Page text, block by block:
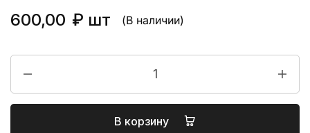
600,00 ₽ шт (В наличии)
В корзину